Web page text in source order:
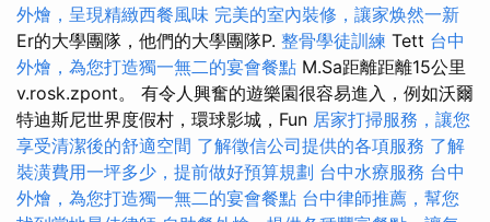
外燴，呈現精緻西餐風味 完美的室內裝修，讓家焕然一新
Er的大學團隊，他們的大學團隊P. 整骨學徒訓練 Tett 台中
外燴，為您打造獨一無二的宴會餐點 M.Sa距離距離15公里
v.rosk.zpont。 有令人興奮的遊樂園很容易進入，例如沃爾
特迪斯尼世界度假村，環球影城，Fun 居家打掃服務，讓您
享受清潔後的舒適空間 了解徵信公司提供的各項服務 了解
裝潢費用一坪多少，提前做好預算規劃 台中水療服務 台中
外燴，為您打造獨一無二的宴會餐點 台中律師推薦，幫您